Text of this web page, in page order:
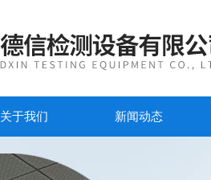
关于我们 新闻动态